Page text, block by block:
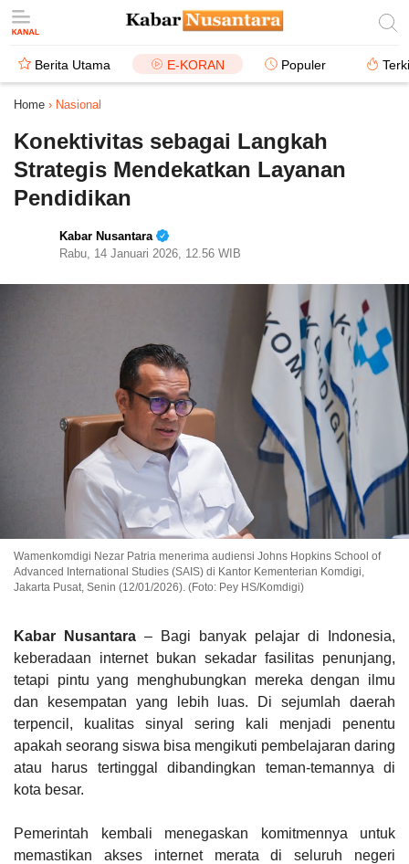
Berita Utama E-KORAN Populer
Home › Nasional
Konektivitas sebagai Langkah
Strategis Mendekatkan Layanan
Pendidikan
Kabar Nusantara
Rabu, 14 Januari 2026, 12.56 WIB
Wamenkomdigi Nezar Patria menerima audiensi Johns Hopkins School of
Advanced International Studies (SAIS) di Kantor Kementerian Komdigi,
Jakarta Pusat, Senin (12/01/2026). (Foto: Pey HS/Komdigi)
Kabar Nusantara – Bagi banyak pelajar di Indonesia,
keberadaan internet bukan sekadar fasilitas penunjang,
tetapi pintu yang menghubungkan mereka dengan ilmu
dan kesempatan yang lebih luas. Di sejumlah daerah
terpencil, kualitas sinyal sering kali menjadi penentu
apakah seorang siswa bisa mengikuti pembelajaran daring
atau harus tertinggal dibandingkan teman-temannya di
kota besar.
Pemerintah kembali menegaskan komitmennya untuk
memastikan akses internet merata di seluruh negeri